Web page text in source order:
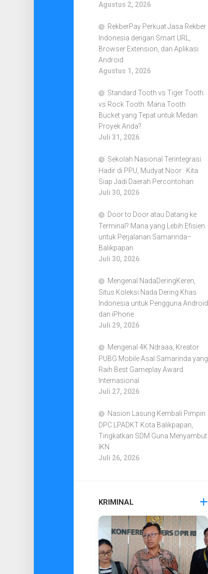
Agustus 2, 2026
RekberPay Perkuat Jasa Rekber
Indonesia dengan Smart URL,
Browser Extension, dan Aplikasi
Android
Agustus 1, 2026
Standard Tooth vs Tiger Tooth
vs Rock Tooth: Mana Tooth
Bucket yang Tepat untuk Medan
Proyek Anda?
Juli 31, 2026
Sekolah Nasional Terintegrasi
Hadir di PPU, Mudyat Noor : Kita
Siap Jadi Daerah Percontohan
Juli 30, 2026
Door to Door atau Datang ke
Terminal? Mana yang Lebih Efisien
untuk Perjalanan Samarinda–
Balikpapan
Juli 30, 2026
Mengenal NadaDeringKeren,
Situs Koleksi Nada Dering Khas
Indonesia untuk Pengguna Android
dan iPhone
Juli 29, 2026
Mengenal 4K Ndraaa, Kreator
PUBG Mobile Asal Samarinda yang
Raih Best Gameplay Award
Internasional
Juli 27, 2026
Nasion Lasung Kembali Pimpin
DPC LPADKT Kota Balikpapan,
Tingkatkan SDM Guna Menyambut
IKN
Juli 26, 2026
KRIMINAL